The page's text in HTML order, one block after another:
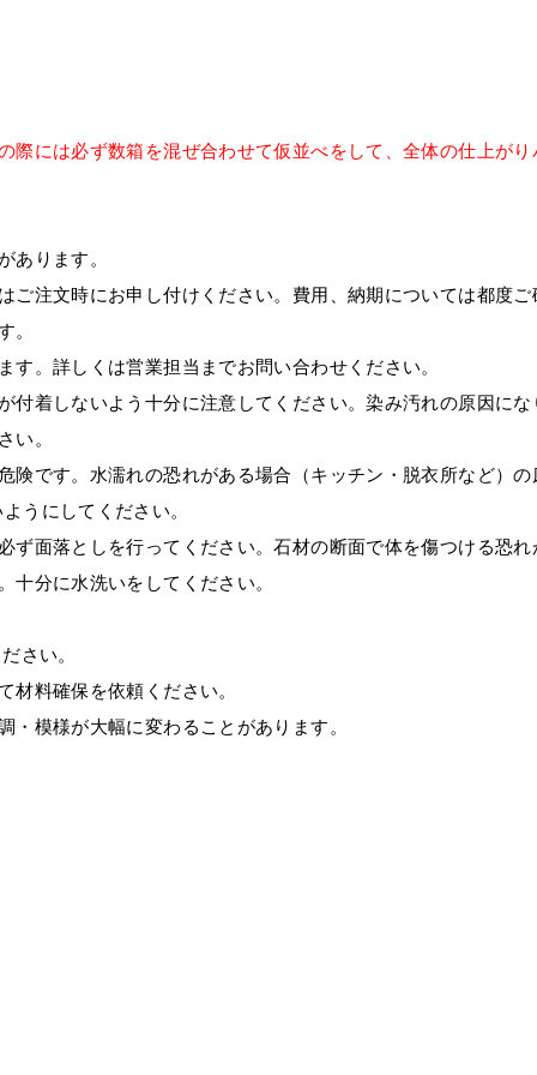
際には必ず数箱を混ぜ合わせて仮並べをして、全体の仕上が
あります。
ご注文時にお申し付けください。費用、納期については都度
。
。詳しくは営業担当までお問い合わせください。
付着しないよう十分に注意してください。染み汚れの原因にな
い。
険です。水濡れの恐れがある場合（キッチン・脱衣所など）
うにしてください。
ず面落としを行ってください。石材の断面で体を傷つける恐
分に水洗いをしてください。
さい。
材料確保を依頼ください。
模様が大幅に変わることがあります。